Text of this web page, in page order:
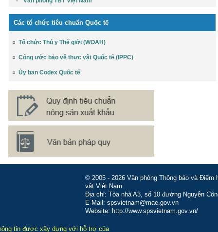
Các tổ chức tiêu chuẩn Quốc tế
Tổ chức Thú y Thế giới (WOAH)
Công ước bảo vệ thực vật Quốc tế (IPPC)
Ủy ban Codex Quốc tế
© 2005 - 2026 Văn phòng Thông báo và
vật Việt Nam
Địa chỉ: Tòa nhà A3, số 10 đường Nguyễn
E-Mail: spsvietnam@mae.gov.vn
Website: http://www.spsvietnam.gov.vn/
tin được xây dựng với hỗ trợ của